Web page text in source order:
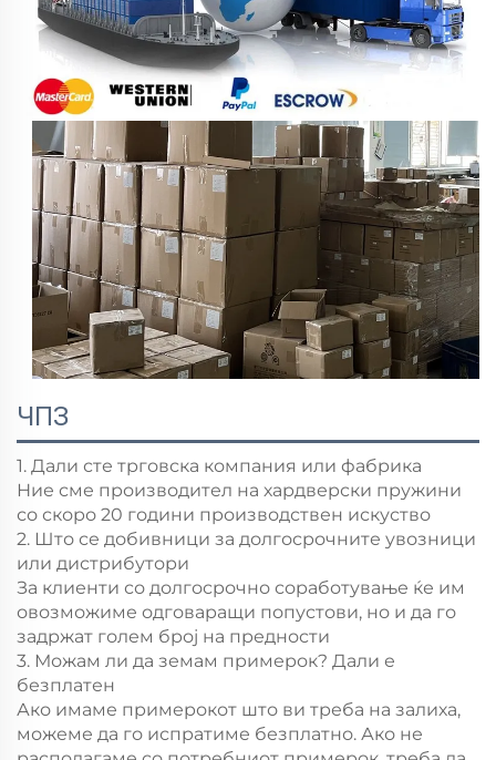
ЧПЗ
1. Дали сте трговска компания или фабрика
Ние сме производител на хардверски пружини
со скоро 20 години производствен искуство
2. Што се добивници за долгосрочните увозници
или дистрибутори
За клиенти со долгосрочно соработување ќе им
овозможиме одговаращи попустови, но и да го
задржат голем број на предности
3. Можам ли да земам примерок? Дали е
безплатен
Ако имаме примерокот што ви треба на залиха,
можеме да го испратиме безплатно. Ако не